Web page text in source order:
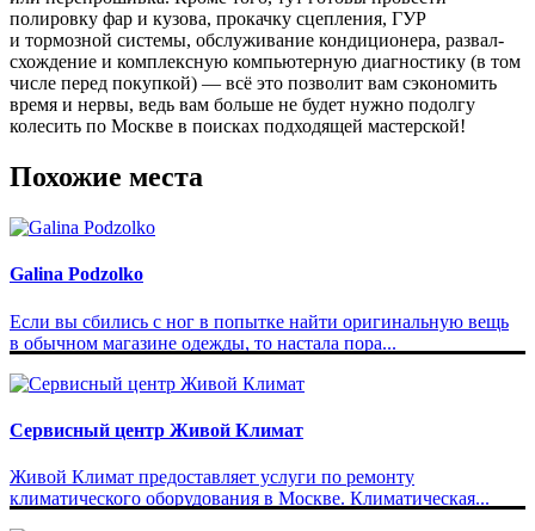
полировку фар и кузова, прокачку сцепления, ГУР
и тормозной системы, обслуживание кондиционера, развал-
схождение и комплексную компьютерную диагностику (в том
числе перед покупкой) — всё это позволит вам сэкономить
время и нервы, ведь вам больше не будет нужно подолгу
колесить по Москве в поисках подходящей мастерской!
Похожие места
Galina Podzolko
Если вы сбились с ног в попытке найти оригинальную вещь
в обычном магазине одежды, то настала пора...
Сервисный центр Живой Климат
Живой Климат предоставляет услуги по ремонту
климатического оборудования в Москве. Климатическая...